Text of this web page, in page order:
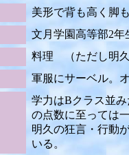
美形で背も高く脚
文月学園高等部2年
料理 （ただし明
軍服にサーベル。
学力はBクラス並
の点数に至っては
明久の狂言・行動
いる。